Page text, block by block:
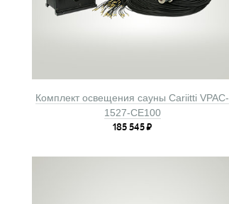
Комплект освещения сауны Cariitti VPAC-
1527-CE100
185 545₽